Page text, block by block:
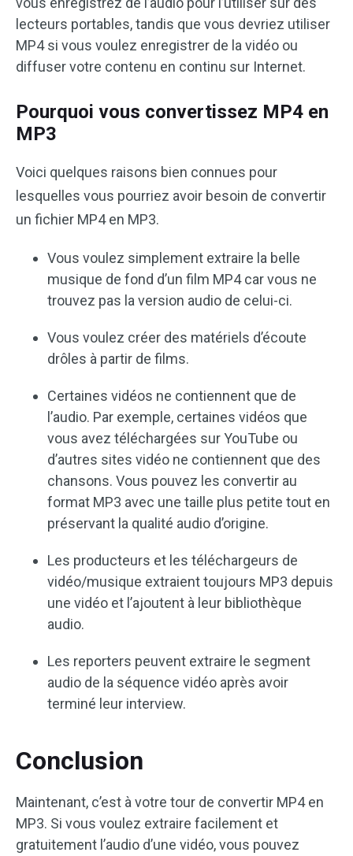
lecteurs portables, tandis que vous devriez utiliser
MP4 si vous voulez enregistrer de la vidéo ou
diffuser votre contenu en continu sur Internet.
Pourquoi vous convertissez MP4 en
MP3
Voici quelques raisons bien connues pour
lesquelles vous pourriez avoir besoin de convertir
un fichier MP4 en MP3.
Vous voulez simplement extraire la belle
musique de fond d’un film MP4 car vous ne
trouvez pas la version audio de celui-ci.
Vous voulez créer des matériels d’écoute
drôles à partir de films.
Certaines vidéos ne contiennent que de
l’audio. Par exemple, certaines vidéos que
vous avez téléchargées sur YouTube ou
d’autres sites vidéo ne contiennent que des
chansons. Vous pouvez les convertir au
format MP3 avec une taille plus petite tout en
préservant la qualité audio d’origine.
Les producteurs et les téléchargeurs de
vidéo/musique extraient toujours MP3 depuis
une vidéo et l’ajoutent à leur bibliothèque
audio.
Les reporters peuvent extraire le segment
audio de la séquence vidéo après avoir
terminé leur interview.
Conclusion
Maintenant, c’est à votre tour de convertir MP4 en
MP3. Si vous voulez extraire facilement et
gratuitement l’audio d’une vidéo, vous pouvez